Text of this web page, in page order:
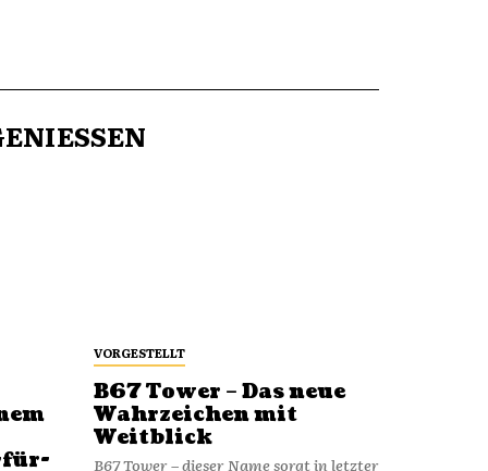
für-
VORGESTELLT
B67 Tower – Das neue
Wahrzeichen mit
Weitblick
B67 Tower – dieser Name sorgt in letzter